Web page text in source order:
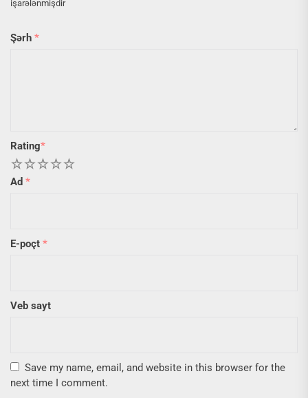
işarələnmişdir
Şərh *
Rating*
5
4
3
2
Ad *
E-poçt *
Veb sayt
Save my name, email, and website in this browser for the
next time I comment.